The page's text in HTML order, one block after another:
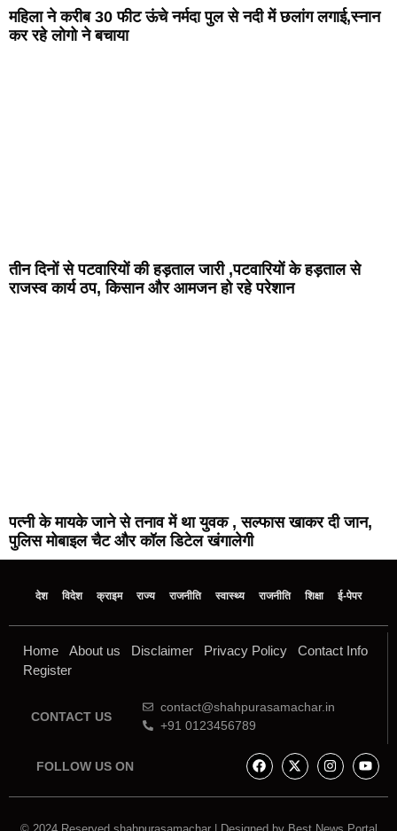
महिला ने करीब 30 फीट ऊंचे नर्मदा पुल से नदी में छलांग लगाई,स्नान
कर रहे लोगो ने बचाया
तीन दिनों से पटवारियों की हड़ताल जारी ,पटवारियों के हड़ताल से
राजस्व कार्य ठप, किसान और आमजन हो रहे परेशान
पत्नी के मायके जाने से तनाव में था युवक , सल्फास खाकर दी जान,
पुलिस मोबाइल चैट और कॉल डिटेल खंगालेगी
देश विदेश क्राइम राज्य राजनीति स्वास्थ्य राजनीति शिक्षा ई-पेपर
Home About us Disclaimer Privacy Policy
Contact Info
Register
CONTACT US
contact@shahpurasamachar.in
+91 0123456789
FOLLOW US ON